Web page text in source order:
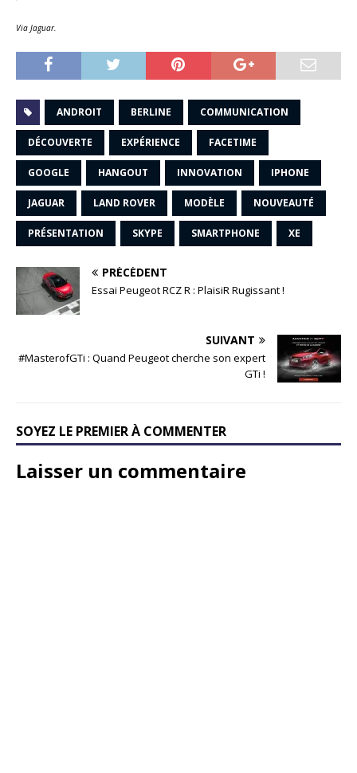
Via Jaguar.
ANDROIT BERLINE COMMUNICATION
DÉCOUVERTE EXPÉRIENCE FACETIME
GOOGLE HANGOUT INNOVATION IPHONE
JAGUAR LAND ROVER MODÈLE NOUVEAUTÉ
PRÉSENTATION SKYPE SMARTPHONE XE
PRÉCÉDENT
Essai Peugeot RCZ R : PlaisiR Rugissant !
SUIVANT
#MasterofGTi : Quand Peugeot cherche son expert
GTi !
SOYEZ LE PREMIER À COMMENTER
Laisser un commentaire